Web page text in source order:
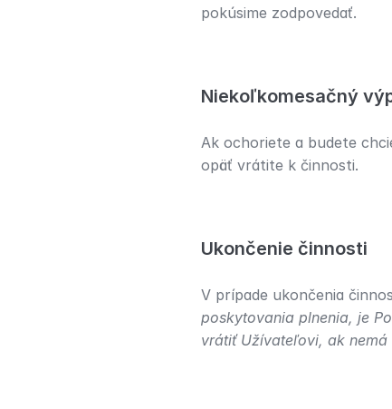
pokúsime zodpovedať.
Niekoľkomesačný
Ak ochoriete a budete
opäť vrátite k činnosti.
Ukončenie činnosti
V prípade ukončenia
poskytovania plnenia, je
vrátiť Užívateľovi, ak